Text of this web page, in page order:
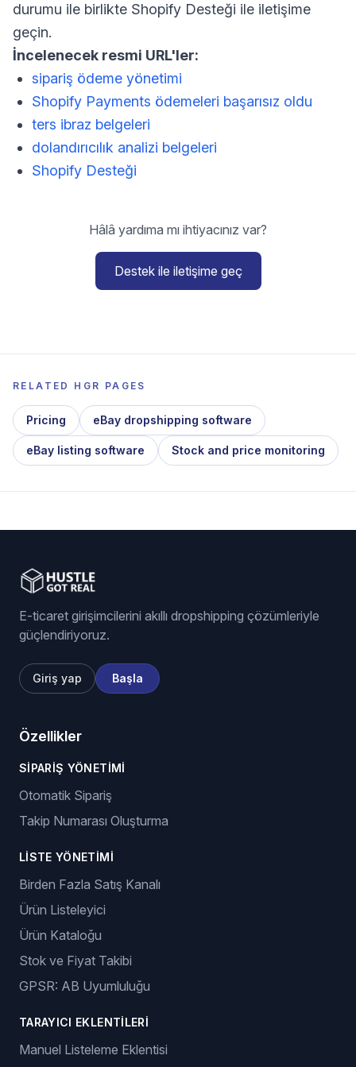
durumu ile birlikte Shopify Desteği ile iletişime
geçin.
İncelenecek resmi URL'ler:
sipariş ödeme yönetimi
Shopify Payments ödemeleri başarısız oldu
ters ibraz belgeleri
dolandırıcılık analizi belgeleri
Shopify Desteği
Hâlâ yardıma mı ihtiyacınız var?
Destek ile iletişime geç
RELATED HGR PAGES
Pricing eBay dropshipping software
eBay listing software Stock and price monitoring
E-ticaret girişimcilerini akıllı dropshipping çözümleriyle
güçlendiriyoruz.
Giriş yap Başla
Özellikler
SIPARIŞ YÖNETIMI
Otomatik Sipariş
Takip Numarası Oluşturma
LISTE YÖNETIMI
Birden Fazla Satış Kanalı
Ürün Listeleyici
Ürün Kataloğu
Stok ve Fiyat Takibi
GPSR: AB Uyumluluğu
TARAYICI EKLENTILERI
Manuel Listeleme Eklentisi